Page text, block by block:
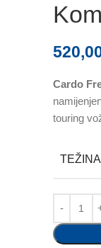
Cardo
touring
TEŽINA